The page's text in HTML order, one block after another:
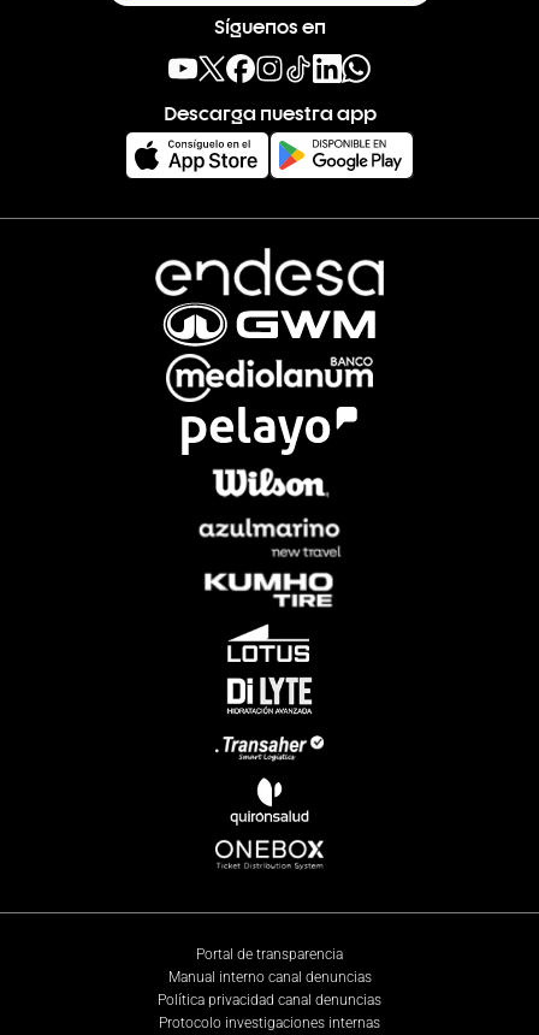
Síguenos en
Descarga nuestra app
Portal de transparencia
Manual interno canal denuncias
Política privacidad canal denuncias
Protocolo investigaciones internas